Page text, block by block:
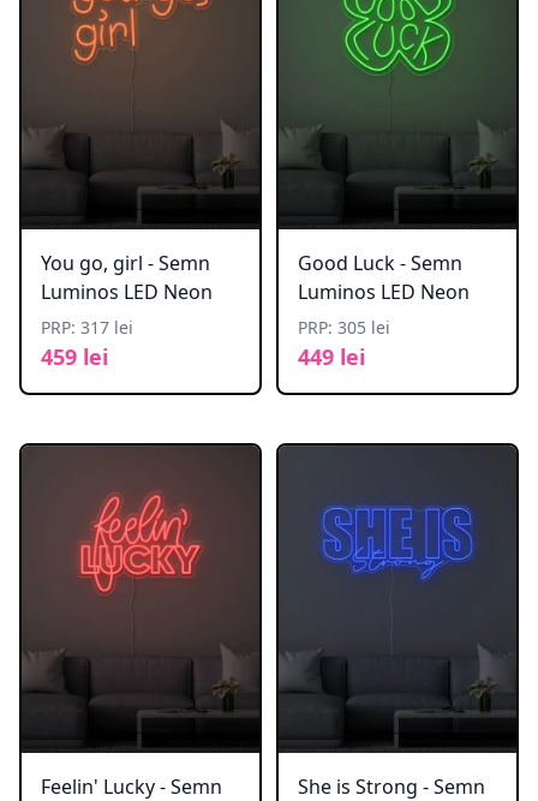
You go, girl - Semn
Luminos LED Neon
PRP: 317 lei
459 lei
Good Luck - Semn
Luminos LED Neon
PRP: 305 lei
449 lei
Feelin' Lucky - Semn
She is Strong - Semn